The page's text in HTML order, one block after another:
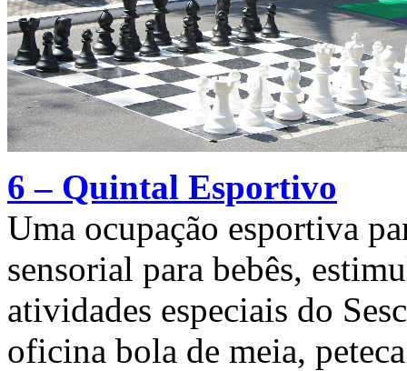
6 – Quintal Esportivo
Uma ocupação esportiva
sensorial para bebês,
atividades especiais do
oficina bola de meia,